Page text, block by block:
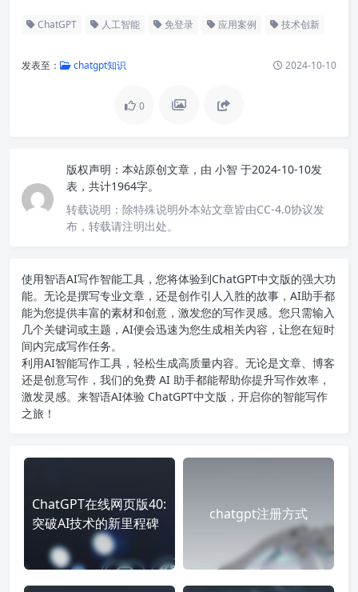
ChatGPT 人工智能 免登录 应用案例 技术创新
发表至： chatgpt知识 2024-10-10
0
版权声明： 本站原创文章，由 小智 于2024-10-10发
表，共计1964字。
转载说明： 除特殊说明外本站文章皆由CC-4.0协议发
布，转载请注明出处。
使用智语AI写作智能工具，您将体验到ChatGPT中文版的强大功
能。无论是撰写专业文章，还是创作引人入胜的故事，AI助手都
能为您提供丰富的素材和创意，激发您的写作灵感。您只需输入
几个关键词或主题，AI便会迅速为您生成相关内容，让您在短时
间内完成写作任务。
利用AI智能写作工具，轻松生成高质量内容。无论是文章、博客
还是创意写作，我们的免费 AI 助手都能帮助你提升写作效率，
激发灵感。来智语AI体验 ChatGPT中文版 ，开启你的智能写作
之旅！
ChatGPT在线网页版40:
突破AI技术的新里程碑
chatgpt注册方式